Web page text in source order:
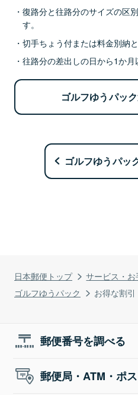
日本郵便トップ サービス・お
ゴルフゆうパック
お得な割引
復路分と往路分のサイズの区
す。
切手ちょう付または料金別納
往路分の差出しの日から1か月
ゴルフゆうパッ
ゴルフゆうパッ
郵便番号を調べる
郵便局・ATM・ポ